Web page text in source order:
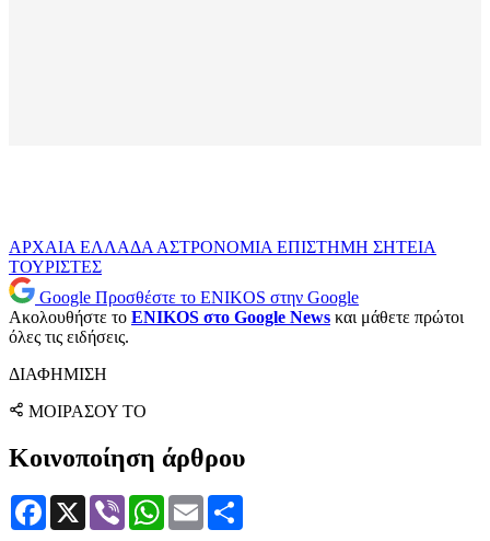
ΑΡΧΑΙΑ ΕΛΛΑΔΑΑΣΤΡΟΝΟΜΙΑΕΠΙΣΤΗΜΗ ΣΗΤΕΙΑ
ΤΟΥΡΙΣΤΕΣ
Google Προσθέστε το ENIKOS στην Google
Ακολουθήστε το ENIKOS στο Google News και μάθετε πρώτοι
όλες τις ειδήσεις.
ΔΙΑΦΗΜΙΣΗ
ΜΟΙΡΑΣΟΥ ΤΟ
Κοινοποίηση άρθρου
Facebook
X Viber WhatsApp
Email